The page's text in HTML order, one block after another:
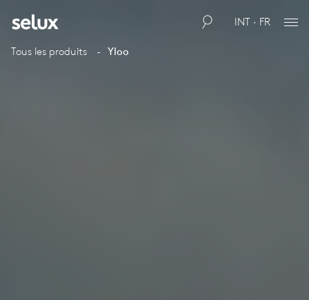
INT · FR
Tous les produits Yloo